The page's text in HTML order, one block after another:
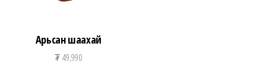
Арьсан шаахай
₮49,990